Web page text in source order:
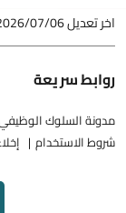
اخر تعديل07/06
روابط سريعة
مدونة السلوك
شروط الاستخدام